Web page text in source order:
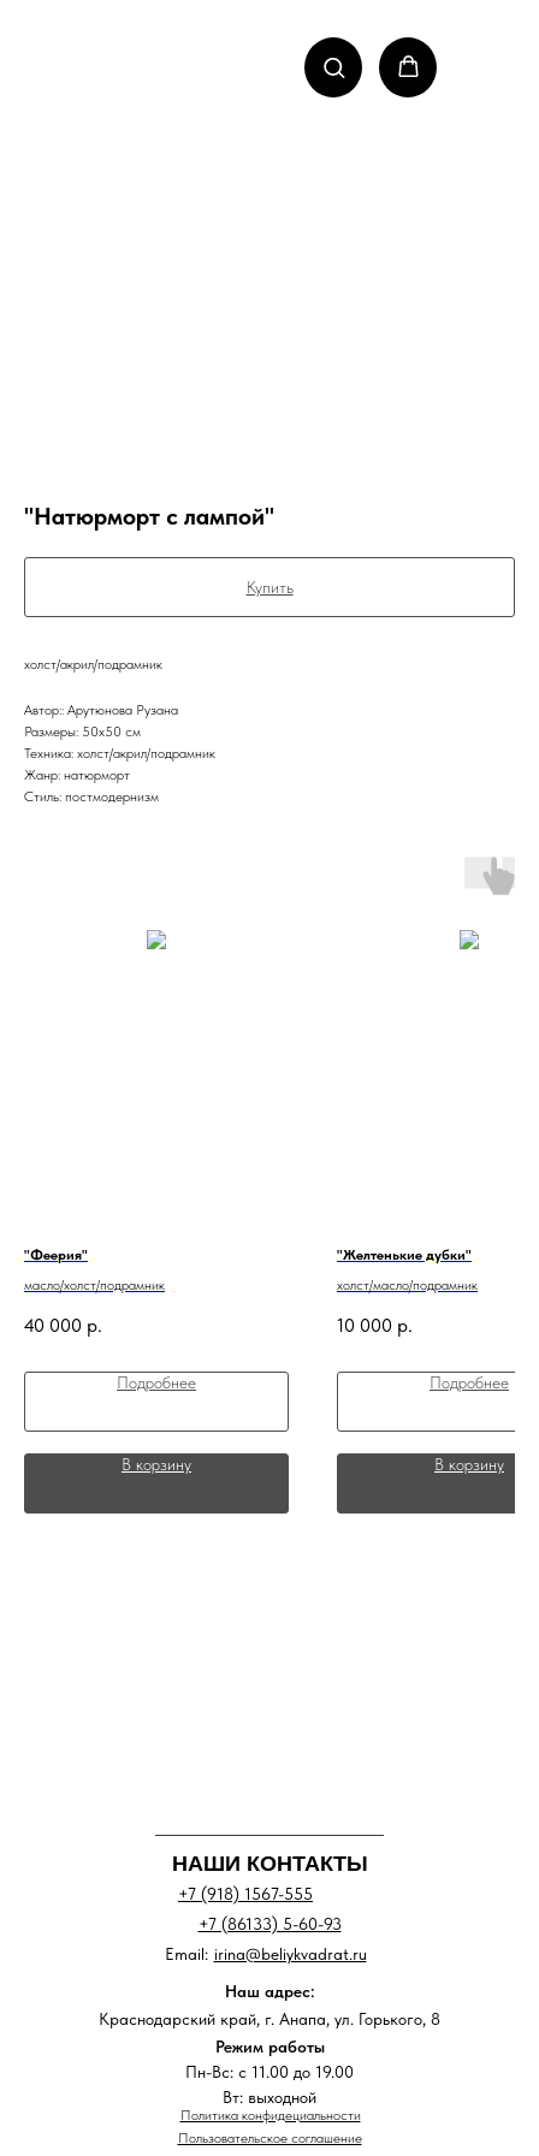
"Натюрморт с лампой"
Купить
холст/акрил/подрамник
Автор:: Арутюнова Рузана
Размеры: 50х50 см
Техника: холст/акрил/подрамник
Жанр: натюрморт
Стиль: постмодернизм
"Феерия"
масло/холст/подрамник
40 000 р.
Подробнее
В корзину
"Желтенькие дубки"
холст/масло/подрамник
10 000 р.
Подробнее
В корзину
Политика конфидециальности
Пользовательское соглашение
НАШИ КОНТАКТЫ
+7 (918) 1567-555
+7 (86133) 5-60-93
Наш адрес:
Краснодарский край, г. Анапа, ул. Горького, 8
Режим работы
Пн-Вс: с 11.00 до 19.00
Вт: выходной
irina@beliykvadrat.ru
Email: